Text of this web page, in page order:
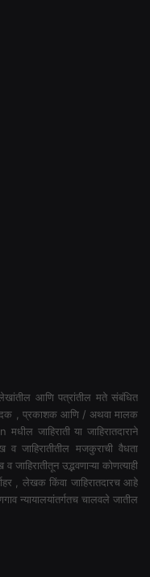
आणि पत्रांतील मते संबंधित
, प्रकाशक आणि / अथवा मालक
जाहिराती या जाहिरातदाराने
जाहिरातीतील मजकुराची वैधता
उद्भवणाऱ्या कोणत्याही
, लेखक किंवा जाहिरातदारच आहे
न्यायालयांतर्गतच चालवले जातील